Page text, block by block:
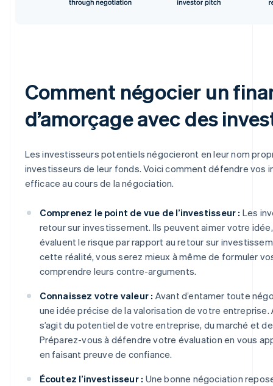
Comment négocier un
d’amorçage avec des
Les investisseurs potentiels négocieront en leur nom
investisseurs de leur fonds. Voici comment défendre vos
efficace au cours de la négociation.
Comprenez le point de vue de l’investisseur : Les
retour sur investissement. Ils peuvent aimer votre
évaluent le risque par rapport au retour sur
cette réalité, vous serez mieux à même de formuler
comprendre leurs contre-arguments.
Connaissez votre valeur : Avant d’entamer toute
une idée précise de la valorisation de votre
s’agit du potentiel de votre entreprise, du marché et
Préparez-vous à défendre votre évaluation en vous
en faisant preuve de confiance.
Écoutez l’investisseur : Une bonne négociation